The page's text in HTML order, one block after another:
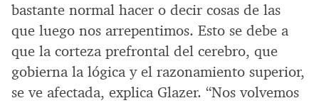
bastante normal hacer o decir cosas de las
que luego nos arrepentimos. Esto se debe a
que la corteza prefrontal del cerebro, que
gobierna la lógica y el razonamiento superior,
se ve afectada, explica Glazer. “Nos volvemos